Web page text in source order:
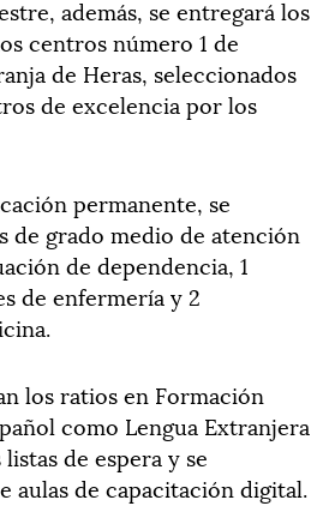
además, se entregará los
centros número 1 de
de Heras, seleccionados
de excelencia por los
permanente, se
de grado medio de atención
de dependencia, 1
de enfermería y 2
los ratios en Formación
como Lengua Extranjera
de espera y se
aulas de capacitación digital.